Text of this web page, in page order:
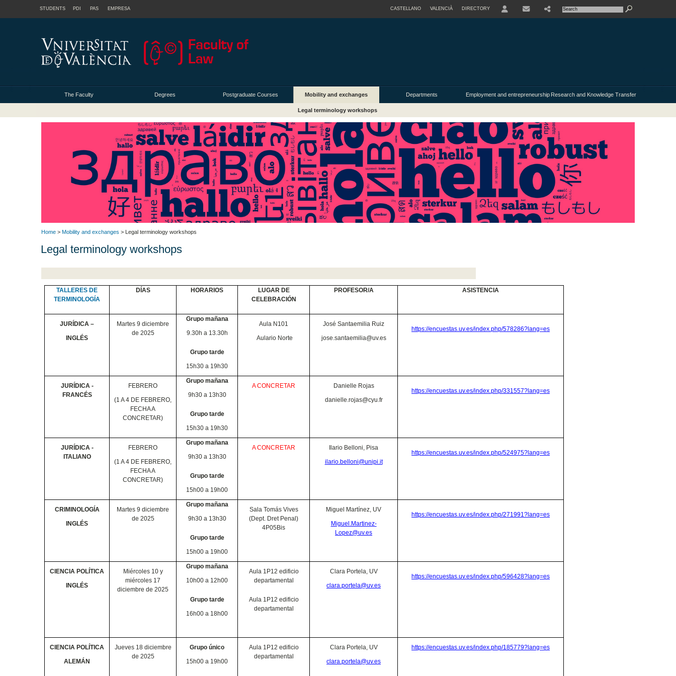
STUDENTS PDI PAS EMPRESA CASTELLANO VALENCIÀ DIRECTORY
The Faculty Degrees Postgraduate Courses Mobility and exchanges Departments Employment and entrepreneurship Research and Knowledge Transfer
Legal terminology workshops
Home > Mobility and exchanges > Legal terminology workshops
Legal terminology workshops
TALLERES DE
TERMINOLOGÍA
DÍAS HORARIOS
LUGAR DE
CELEBRACIÓN
PROFESOR/A ASISTENCIA
JURÍDICA –
INGLÉS
Martes 9 diciembre
de 2025
Grupo mañana
9.30h a 13.30h
Grupo tarde
15h30 a 19h30
Aula N101
Aulario Norte
José Santaemilia Ruiz
jose.santaemilia@uv.es
https://encuestas.uv.es/index.php/578286?lang=es
JURÍDICA -
FRANCÉS
FEBRERO
(1 A 4 DE FEBRERO,
FECHA A
CONCRETAR)
Grupo mañana
9h30 a 13h30
Grupo tarde
15h30 a 19h30
A CONCRETAR
Danielle Rojas
danielle.rojas@cyu.fr
https://encuestas.uv.es/index.php/331557?lang=es
JURÍDICA -
ITALIANO
FEBRERO
(1 A 4 DE FEBRERO,
FECHA A
CONCRETAR)
Grupo mañana
9h30 a 13h30
Grupo tarde
15h00 a 19h00
A CONCRETAR
Ilario Belloni, Pisa
ilario.belloni@unipi.it
https://encuestas.uv.es/index.php/524975?lang=es
CRIMINOLOGÍA
INGLÉS
Martes 9 diciembre
de 2025
Grupo mañana
9h30 a 13h30
Grupo tarde
15h00 a 19h00
Sala Tomás Vives
(Dept. Dret Penal)
4P05Bis
Miguel Martínez, UV
Miguel.Martinez-
Lopez@uv.es
https://encuestas.uv.es/index.php/271991?lang=es
CIENCIA POLÍTICA
INGLÉS
Miércoles 10 y
miércoles 17
diciembre de 2025
Grupo mañana
10h00 a 12h00
Grupo tarde
16h00 a 18h00
Aula 1P12 edificio
departamental
Aula 1P12 edificio
departamental
Clara Portela, UV
clara.portela@uv.es
https://encuestas.uv.es/index.php/596428?lang=es
CIENCIA POLÍTICA
ALEMÁN
Jueves 18 diciembre
de 2025
Grupo único
15h00 a 19h00
Aula 1P12 edificio
departamental
Clara Portela, UV
clara.portela@uv.es
https://encuestas.uv.es/index.php/185779?lang=es